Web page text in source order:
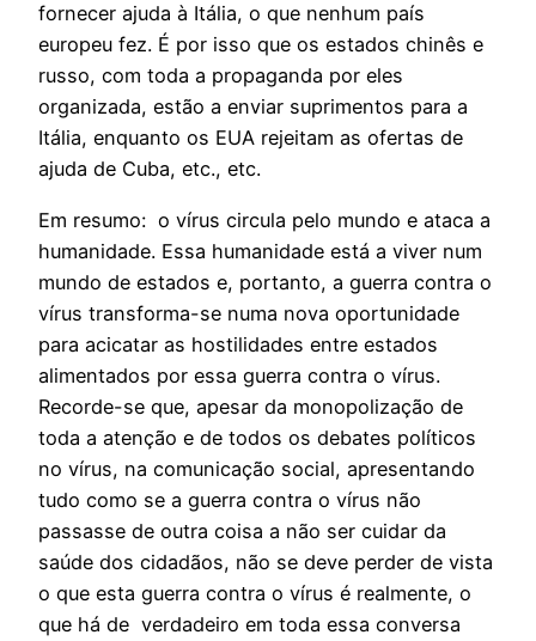
fornecer ajuda à Itália, o que nenhum país
europeu fez. É por isso que os estados chinês e
russo, com toda a propaganda por eles
organizada, estão a enviar suprimentos para a
Itália, enquanto os EUA rejeitam as ofertas de
ajuda de Cuba, etc., etc.
Em resumo: o vírus circula pelo mundo e ataca a
humanidade. Essa humanidade está a viver num
mundo de estados e, portanto, a guerra contra o
vírus transforma-se numa nova oportunidade
para acicatar as hostilidades entre estados
alimentados por essa guerra contra o vírus.
Recorde-se que, apesar da monopolização de
toda a atenção e de todos os debates políticos
no vírus, na comunicação social, apresentando
tudo como se a guerra contra o vírus não
passasse de outra coisa a não ser cuidar da
saúde dos cidadãos, não se deve perder de vista
o que esta guerra contra o vírus é realmente, o
que há de verdadeiro em toda essa conversa